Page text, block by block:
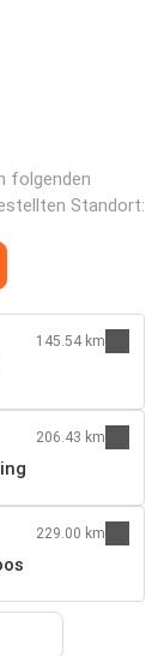
folgenden
Standort:
145.54 km
206.43 km
229.00 km